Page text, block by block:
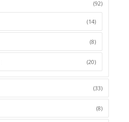
(92)
(14)
(8)
(20)
(33)
(8)